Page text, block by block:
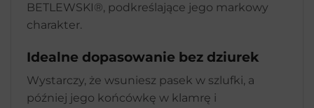
BETLEWSKI®, podkreślające jego markowy
charakter.
Idealne dopasowanie bez dziurek
Wystarczy, że wsuniesz pasek w szlufki, a
później jego końcówkę w klamrę i